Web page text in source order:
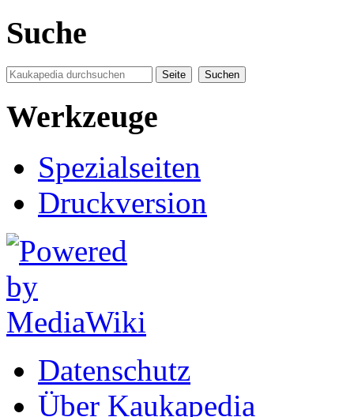
Suche
Werkzeuge
Spezialseiten
Druckversion
Datenschutz
Über Kaukapedia